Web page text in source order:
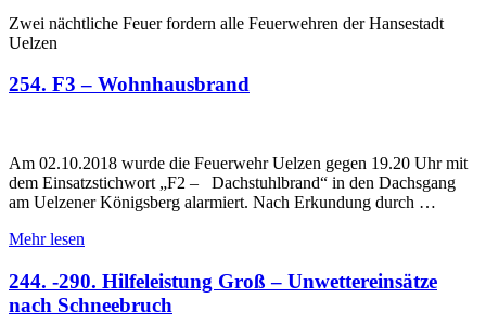
Zwei nächtliche Feuer fordern alle Feuerwehren der Hansestadt
Uelzen
254. F3 – Wohnhausbrand
Am 02.10.2018 wurde die Feuerwehr Uelzen gegen 19.20 Uhr mit
dem Einsatzstichwort „F2 – Dachstuhlbrand“ in den Dachsgang
am Uelzener Königsberg alarmiert. Nach Erkundung durch …
Mehr lesen
244. -290. Hilfeleistung Groß – Unwettereinsätze
nach Schneebruch